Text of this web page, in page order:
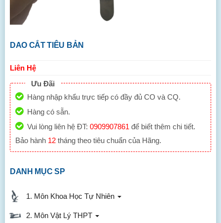
DAO CẮT TIÊU BẢN
Liên Hệ
Ưu Đãi
Hàng nhập khẩu trực tiếp có đầy đủ CO và CQ.
Hàng có sẵn.
Vui lòng liên hệ ĐT: 0909907861 để biết thêm chi tiết.
Bảo hành 12 tháng theo tiêu chuẩn của Hãng.
DANH MỤC SP
1. Môn Khoa Học Tự Nhiên
2. Môn Vật Lý THPT